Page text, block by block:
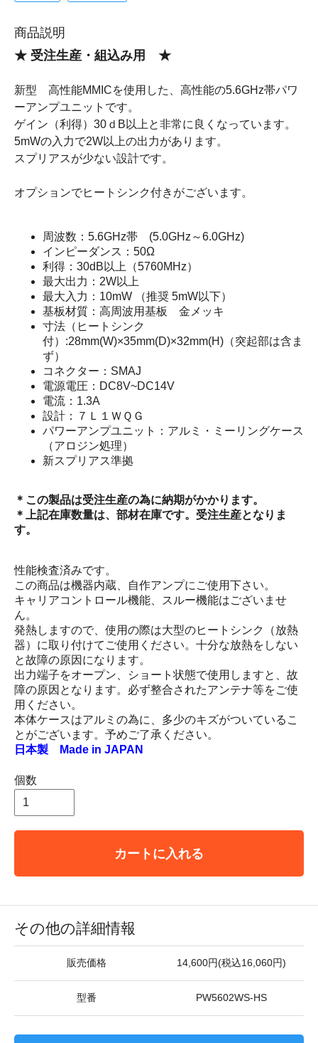
商品説明
★ 受注生産・組込み用 ★
新型 高性能MMICを使用した、高性能の5.6GHz帯パワ
ーアンプユニットです。
ゲイン（利得）30ｄB以上と非常に良くなっています。
5mWの入力で2W以上の出力があります。
スプリアスが少ない設計です。
オプションでヒートシンク付きがございます。
周波数：5.6GHz帯 (5.0GHz～6.0GHz)
インピーダンス：50Ω
利得：30dB以上（5760MHz）
最大出力：2W以上
最大入力：10mW （推奨 5mW以下）
基板材質：高周波用基板 金メッキ
寸法（ヒートシンク
付）:28mm(W)×35mm(D)×32mm(H)（突起部は含ま
ず）
コネクター：SMAJ
電源電圧：DC8V~DC14V
電流：1.3A
設計：７Ｌ１ＷＱＧ
パワーアンプユニット：アルミ・ミーリングケース
（アロジン処理）
新スプリアス準拠
＊この製品は受注生産の為に納期がかかります。
＊上記在庫数量は、部材在庫です。受注生産となりま
す。
性能検査済みです。
この商品は機器内蔵、自作アンプにご使用下さい。
キャリアコントロール機能、スルー機能はございませ
ん。
発熱しますので、使用の際は大型のヒートシンク（放熱
器）に取り付けてご使用ください。十分な放熱をしない
と故障の原因になります。
出力端子をオープン、ショート状態で使用しますと、故
障の原因となります。必ず整合されたアンテナ等をご使
用ください。
本体ケースはアルミの為に、多少のキズがついているこ
とがございます。予めご了承ください。
日本製 Made in JAPAN
個数
カートに入れる
その他の詳細情報
販売価格 14,600円(税込16,060円)
型番 PW5602WS-HS